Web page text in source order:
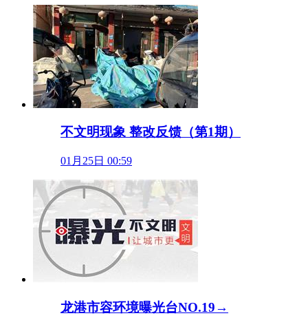
不文明现象 整改反馈（第1期）
01月25日 00:59
龙港市容环境曝光台NO.19→